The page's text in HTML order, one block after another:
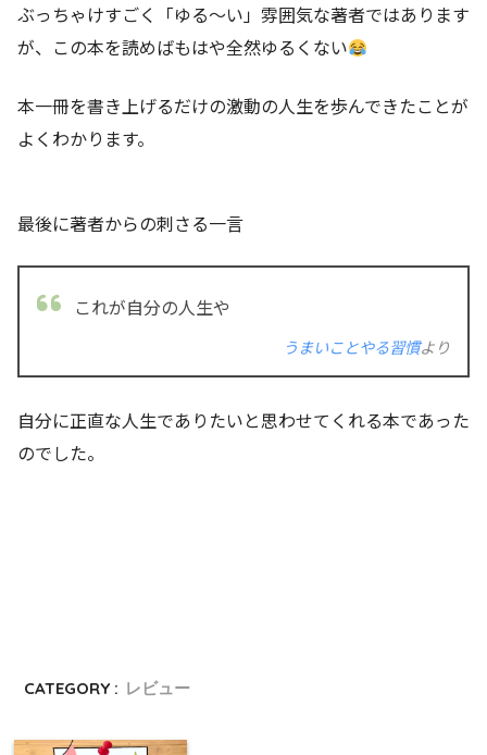
ぶっちゃけすごく「ゆる～い」雰囲気な著者ではあります
が、この本を読めばもはや全然ゆるくない
本一冊を書き上げるだけの激動の人生を歩んできたことが
よくわかります。
最後に著者からの刺さる一言
これが自分の人生や
うまいことやる習慣より
自分に正直な人生でありたいと思わせてくれる本であった
のでした。
CATEGORY : レビュー